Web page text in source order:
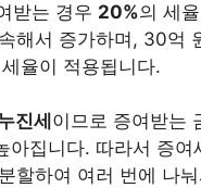
받는 경우 20%의 세
해서 증가하며, 30억
율이 적용됩니다.
진세 이므로 증여받는
아집니다. 따라서 증여
할하여 여러 번에 나